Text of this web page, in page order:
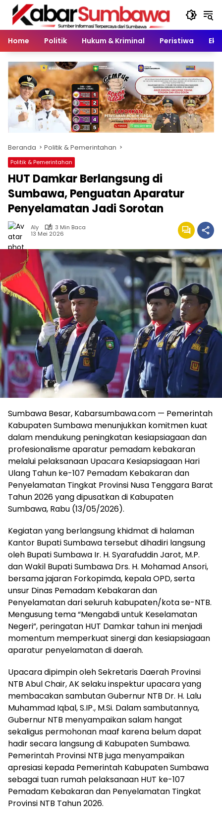
Langsung
konten
Home
Politik Hukum & Kriminal Peristiwa
Beranda Politik & Pemerintahan
Politik & Pemerintahan
HUT Damkar Berlangsung di
Sumbawa, Penguatan Aparatur
Penyelamatan Jadi Sorotan
Aly
3 Min Baca
13 Mei 2026
Sumbawa Besar, Kabarsumbawa.com — Pemerintah
Kabupaten Sumbawa menunjukkan komitmen kuat
dalam mendukung peningkatan kesiapsiagaan dan
profesionalisme aparatur pemadam kebakaran
melalui pelaksanaan Upacara Kesiapsiagaan Hari
Ulang Tahun ke-107 Pemadam Kebakaran dan
Penyelamatan Tingkat Provinsi Nusa Tenggara Barat
Tahun 2026 yang dipusatkan di Kabupaten
Sumbawa, Rabu (13/05/2026).
Kegiatan yang berlangsung khidmat di halaman
Kantor Bupati Sumbawa tersebut dihadiri langsung
oleh Bupati Sumbawa Ir. H. Syarafuddin Jarot, M.P.
dan Wakil Bupati Sumbawa Drs. H. Mohamad Ansori,
bersama jajaran Forkopimda, kepala OPD, serta
unsur Dinas Pemadam Kebakaran dan
Penyelamatan dari seluruh kabupaten/kota se-NTB.
Mengusung tema “Mengabdi untuk Keselamatan
Negeri”, peringatan HUT Damkar tahun ini menjadi
momentum memperkuat sinergi dan kesiapsiagaan
aparatur penyelamatan di daerah.
Upacara dipimpin oleh Sekretaris Daerah Provinsi
NTB Abul Chair, AK selaku inspektur upacara yang
membacakan sambutan Gubernur NTB Dr. H. Lalu
Muhammad Iqbal, S.IP., M.Si. Dalam sambutannya,
Gubernur NTB menyampaikan salam hangat
sekaligus permohonan maaf karena belum dapat
hadir secara langsung di Kabupaten Sumbawa.
Pemerintah Provinsi NTB juga menyampaikan
apresiasi kepada Pemerintah Kabupaten Sumbawa
sebagai tuan rumah pelaksanaan HUT ke-107
Pemadam Kebakaran dan Penyelamatan Tingkat
Provinsi NTB Tahun 2026.